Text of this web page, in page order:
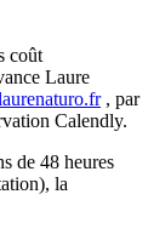
coût
Laure
, par
Calendly.
de 48 heures
la